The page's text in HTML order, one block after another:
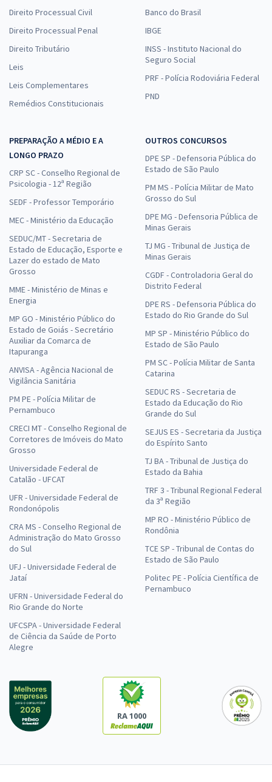
Direito Processual Civil
Direito Processual Penal
Direito Tributário
Leis
Leis Complementares
Remédios Constitucionais
Banco do Brasil
IBGE
INSS - Instituto Nacional do
Seguro Social
PRF - Polícia Rodoviária Federal
PND
PREPARAÇÃO A MÉDIO E A
LONGO PRAZO
CRP SC - Conselho Regional de
Psicologia - 12ª Região
SEDF - Professor Temporário
MEC - Ministério da Educação
SEDUC/MT - Secretaria de
Estado de Educação, Esporte e
Lazer do estado de Mato
Grosso
MME - Ministério de Minas e
Energia
MP GO - Ministério Público do
Estado de Goiás - Secretário
Auxiliar da Comarca de
Itapuranga
ANVISA - Agência Nacional de
Vigilância Sanitária
PM PE - Polícia Militar de
Pernambuco
CRECI MT - Conselho Regional de
Corretores de Imóveis do Mato
Grosso
Universidade Federal de
Catalão - UFCAT
UFR - Universidade Federal de
Rondonópolis
CRA MS - Conselho Regional de
Administração do Mato Grosso
do Sul
UFJ - Universidade Federal de
Jataí
UFRN - Universidade Federal do
Rio Grande do Norte
UFCSPA - Universidade Federal
de Ciência da Saúde de Porto
Alegre
OUTROS CONCURSOS
DPE SP - Defensoria Pública do
Estado de São Paulo
PM MS - Polícia Militar de Mato
Grosso do Sul
DPE MG - Defensoria Pública de
Minas Gerais
TJ MG - Tribunal de Justiça de
Minas Gerais
CGDF - Controladoria Geral do
Distrito Federal
DPE RS - Defensoria Pública do
Estado do Rio Grande do Sul
MP SP - Ministério Público do
Estado de São Paulo
PM SC - Polícia Militar de Santa
Catarina
SEDUC RS - Secretaria de
Estado da Educação do Rio
Grande do Sul
SEJUS ES - Secretaria da Justiça
do Espírito Santo
TJ BA - Tribunal de Justiça do
Estado da Bahia
TRF 3 - Tribunal Regional Federal
da 3ª Região
MP RO - Ministério Público de
Rondônia
TCE SP - Tribunal de Contas do
Estado de São Paulo
Politec PE - Polícia Científica de
Pernambuco
RA 1000